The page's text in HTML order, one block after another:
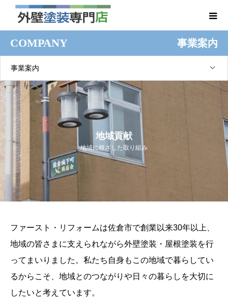
COMPANY 事業案内
事業案内
地域貢献
地域に根ざした取り組み
ファースト・リフォームは佐倉市で創業以来30年以上、
地域の皆さまに支えられながら外壁塗装・屋根塗装を行
ってまいりました。私たち自身もこの地域で暮らしてい
るからこそ、地域とのつながりや日々の暮らしを大切に
したいと考えています。